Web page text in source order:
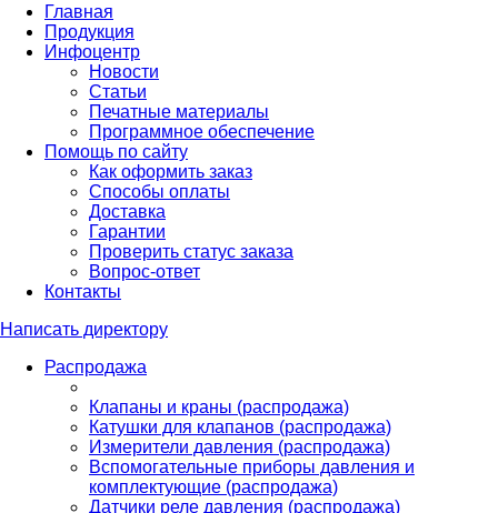
Главная
Продукция
Инфоцентр
Новости
Статьи
Печатные материалы
Программное обеспечение
Помощь по сайту
Как оформить заказ
Способы оплаты
Доставка
Гарантии
Проверить статус заказа
Вопрос-ответ
Контакты
Написать директору
Распродажа
Клапаны и краны (распродажа)
Катушки для клапанов (распродажа)
Измерители давления (распродажа)
Вспомогательные приборы давления и
комплектующие (распродажа)
Датчики реле давления (распродажа)